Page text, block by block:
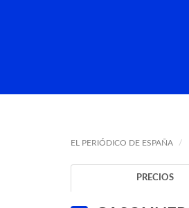
EL PERIÓDICO DE ESPAÑA
PRECIOS